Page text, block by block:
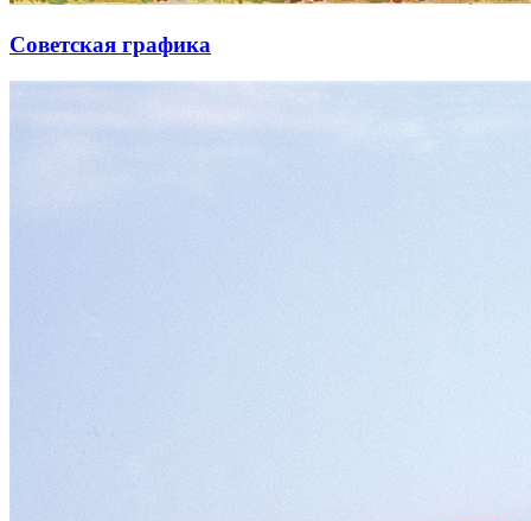
Советская графика